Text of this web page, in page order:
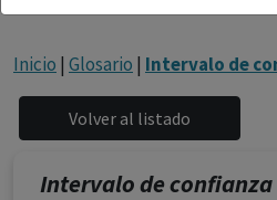
facultados para prescribir o
fármacos se facilita a título
siendo responsabilidad de los
facultados prescribir
caso concreto, el tratamiento
Inicio | Glosario | Intervalo de
Intervalo de confianza